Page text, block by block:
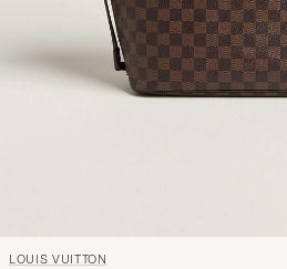
LOUIS VUITTON